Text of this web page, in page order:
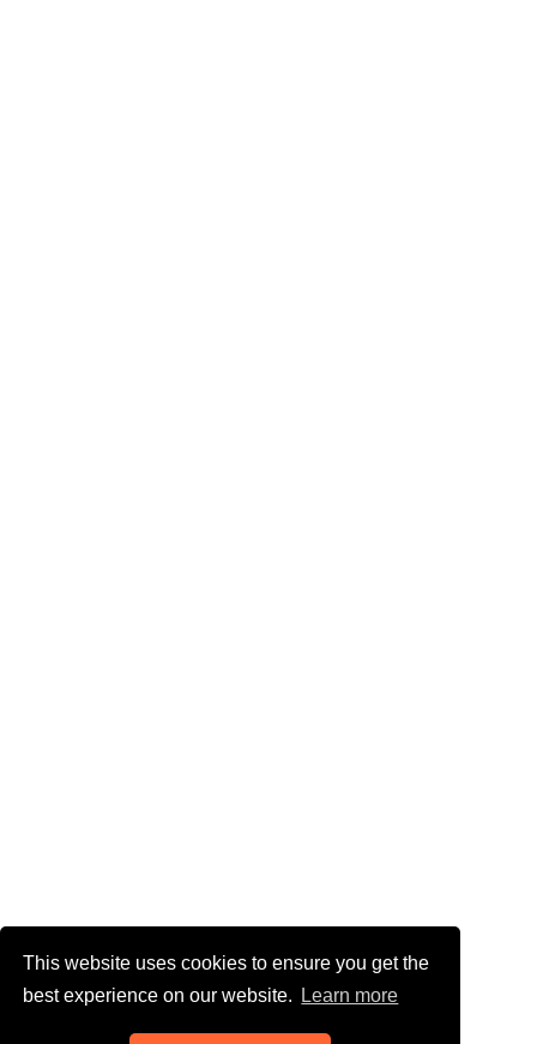
This website uses cookies to ensure you get the
best experience on our website.
Learn more